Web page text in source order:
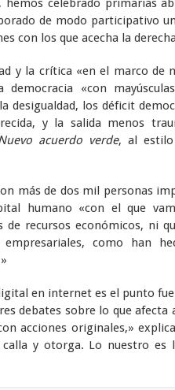
hemos celebrado primarias
de modo participativo
con los que acecha la
y la crítica «en el marco de
democracia «con
desigualdad, los déficit
y la salida menos
acuerdo verde, al estilo
más de dos mil personas
humano «con el que
de recursos económicos, ni
como han
en internet es el punto
debates sobre lo que afecta
acciones originales,»
y otorga. Lo nuestro es